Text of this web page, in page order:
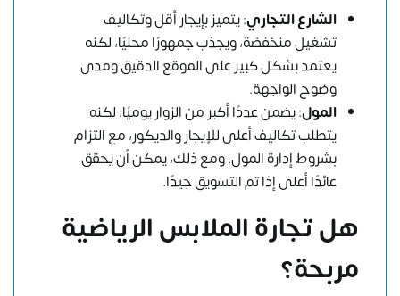
الشارع التجاري: يتميز بإيجار أقل وتكاليف
تشغيل منخفضة، ويجذب جمهورًا محليًا، لكنه
يعتمد بشكل كبير على الموقع الدقيق ومدى
وضوح الواجهة.
المول: يضمن عددًا أكبر من الزوار يوميًا، لكنه
يتطلب تكاليف أعلى للإيجار والديكور، مع التزام
بشروط إدارة المول. ومع ذلك، يمكن أن يحقق
عائدًا أعلى إذا تم التسويق جيدًا.
هل تجارة الملابس الرياضية
مربحة؟